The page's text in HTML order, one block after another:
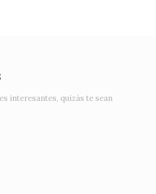
interesantes, quizás te sean